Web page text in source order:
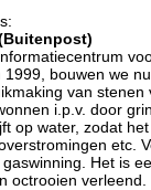
bouwen we
van stenen
i.p.v. door
op water, zodat het
etc.
Het is
octrooien verleend.